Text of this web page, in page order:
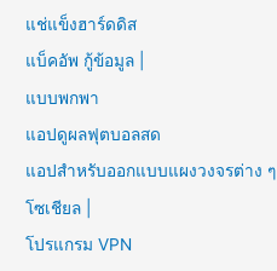
แช่แข็งฮาร์ดดิส
แบ็คอัพ กู้ข้อมูล |
แบบพกพา
แอปดูผลฟุตบอลสด
แอปสำหรับออกแบบแผงวงจรต่าง ๆ
โซเชียล |
โปรแกรม VPN